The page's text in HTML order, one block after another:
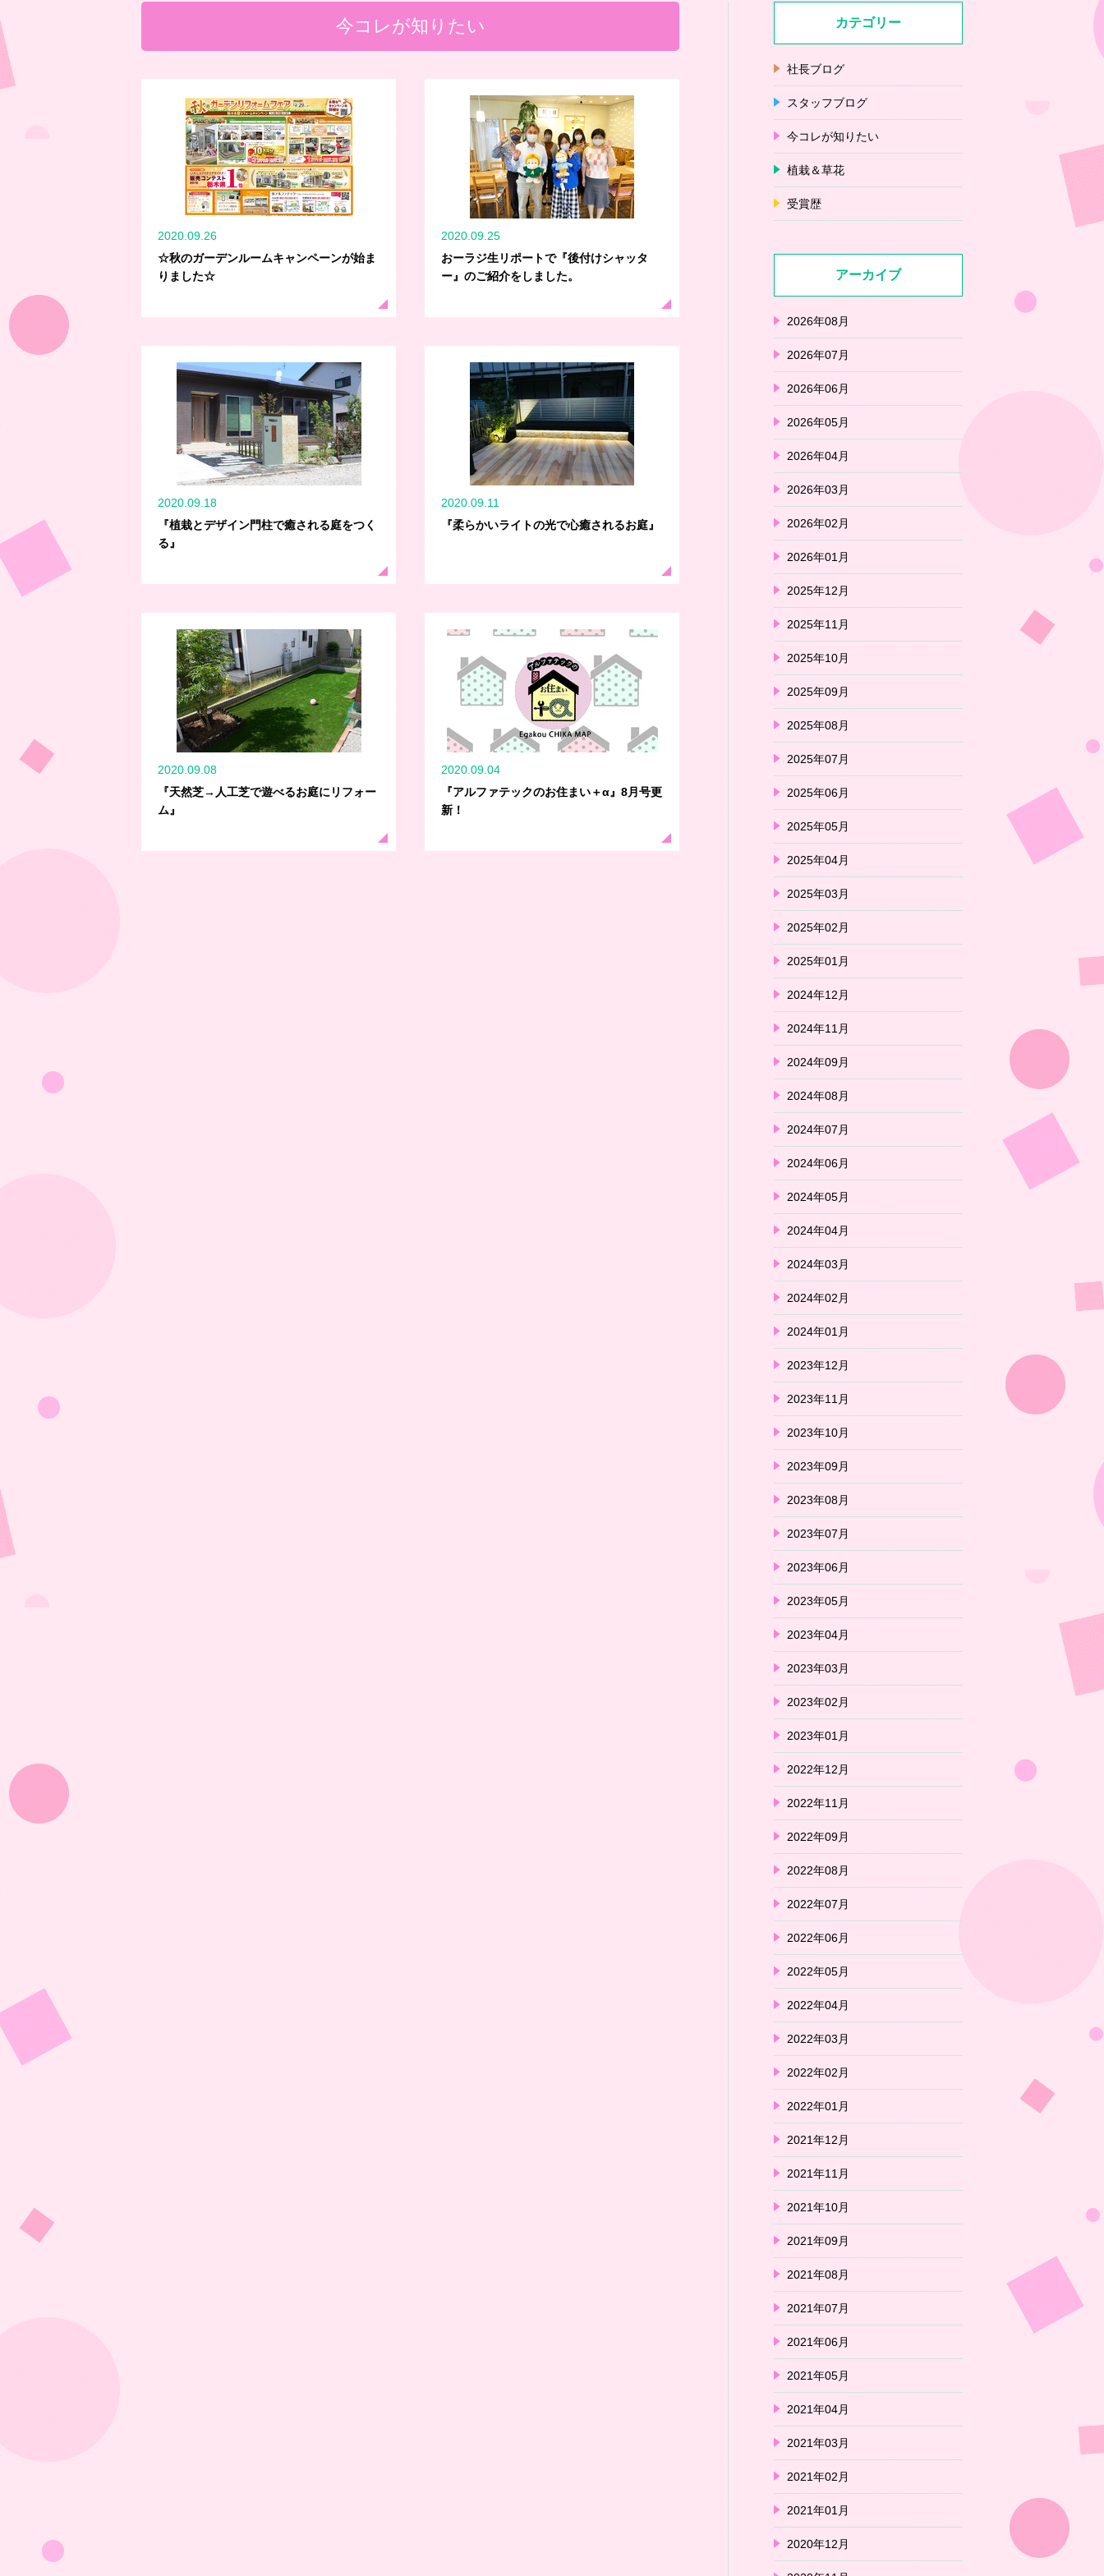
今コレが知りたい
2020.09.26
☆秋のガーデンルームキャンペーンが始ま
りました☆
2020.09.25
おーラジ生リポートで『後付けシャッタ
ー』のご紹介をしました。
2020.09.18
『植栽とデザイン門柱で癒される庭をつく
る』
2020.09.11
『柔らかいライトの光で心癒されるお庭』
2020.09.08
『天然芝→人工芝で遊べるお庭にリフォー
ム』
2020.09.04
『アルファテックのお住まい＋α』8月号更
新！
カテゴリー
社長ブログ
スタッフブログ
今コレが知りたい
植栽＆草花
受賞歴
アーカイブ
2026年08月
2026年07月
2026年06月
2026年05月
2026年04月
2026年03月
2026年02月
2026年01月
2025年12月
2025年11月
2025年10月
2025年09月
2025年08月
2025年07月
2025年06月
2025年05月
2025年04月
2025年03月
2025年02月
2025年01月
2024年12月
2024年11月
2024年09月
2024年08月
2024年07月
2024年06月
2024年05月
2024年04月
2024年03月
2024年02月
2024年01月
2023年12月
2023年11月
2023年10月
2023年09月
2023年08月
2023年07月
2023年06月
2023年05月
2023年04月
2023年03月
2023年02月
2023年01月
2022年12月
2022年11月
2022年09月
2022年08月
2022年07月
2022年06月
2022年05月
2022年04月
2022年03月
2022年02月
2022年01月
2021年12月
2021年11月
2021年10月
2021年09月
2021年08月
2021年07月
2021年06月
2021年05月
2021年04月
2021年03月
2021年02月
2021年01月
2020年12月